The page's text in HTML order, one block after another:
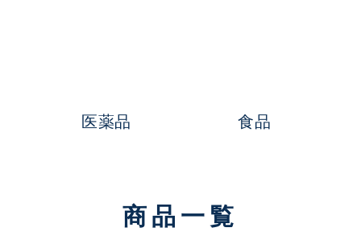
医薬品 食品
商品一覧